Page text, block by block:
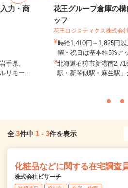
力・商
手県、
リモー...
花王グループ倉庫の構
ッフ
花王ロジスティクス株式会
時給1,410円～1,825円
曜・祝日は基本給5%ア
北海道石狩市新港南2-
駅・新琴似駅・麻生駅」
全 3件中 1 - 3件を表示
化粧品などに関する在宅調査
株式会社ビサーチ